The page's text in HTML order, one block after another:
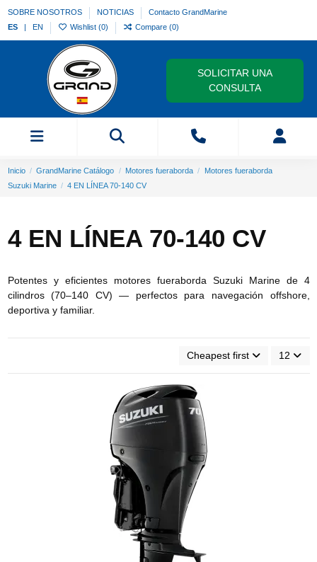
SOBRE NOSOTROS NOTICIAS
Contacto GrandMarine
ES
EN Wishlist (0) Compare (0)
SOLICITAR UNA
CONSULTA
Inicio GrandMarine Catálogo Motores fueraborda
Motores fueraborda
Suzuki Marine
4 EN LÍNEA 70-140 CV
4 EN LÍNEA 70-140 CV
Potentes y eficientes motores fueraborda Suzuki Marine de 4
cilindros (70–140 CV) — perfectos para navegación offshore,
deportiva y familiar.
Cheapest first 12